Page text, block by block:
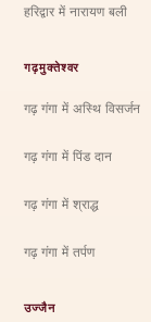
हरिद्वार में नारायण बली
गढ़मुक्तेश्वर
गढ़ गंगा में अस्थि विसर्जन
गढ़ गंगा में पिंड दान
गढ़ गंगा में श्राद्ध
गढ़ गंगा में तर्पण
उज्जैन